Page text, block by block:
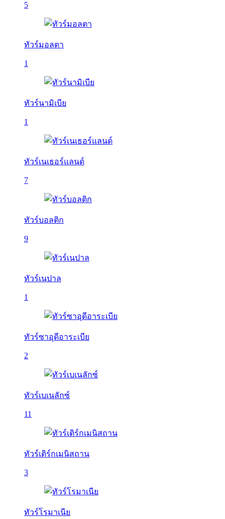
5
ทัวร์มอลตา
1
ทัวร์นามิเบีย
1
ทัวร์เนเธอร์แลนด์
7
ทัวร์บอลติก
9
ทัวร์เนปาล
1
ทัวร์ซาอุดีอาระเบีย
2
ทัวร์เบเนลักซ์
11
ทัวร์เติร์กเมนิสถาน
3
ทัวร์โรมาเนีย